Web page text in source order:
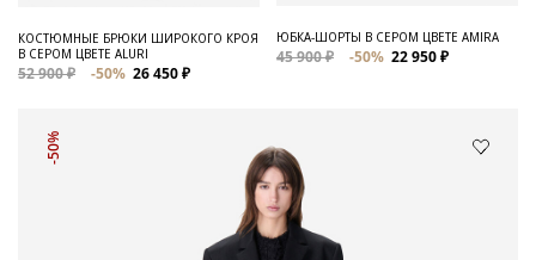
КОСТЮМНЫЕ БРЮКИ ШИРОКОГО КРОЯ
В СЕРОМ ЦВЕТЕ ALURI
52 900 ₽ -50% 26 450 ₽
ЮБКА-ШОРТЫ В СЕРОМ ЦВЕТЕ AMIRA
45 900 ₽ -50% 22 950 ₽
-50%